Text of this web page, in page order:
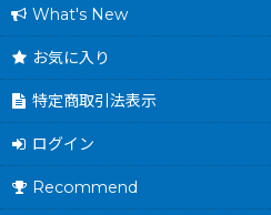
What's New
お気に入り
特定商取引法表示
ログイン
Recommend